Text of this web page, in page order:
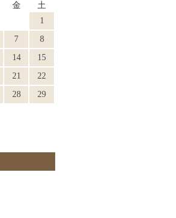
金
土
1
7
8
14
15
21
22
28
29